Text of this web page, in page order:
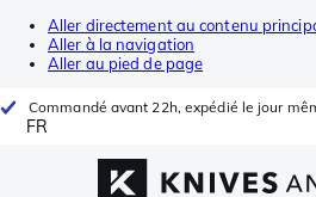
Aller directement au contenu
Aller à la navigation
Aller au pied de page
Commandé avant 22h, expédié le jour
FR